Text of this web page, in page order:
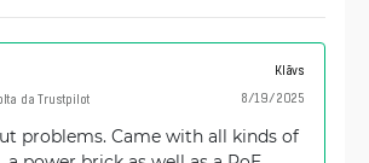
Klāvs
8/19/2025
da Trustpilot
problems. Came with all kinds of